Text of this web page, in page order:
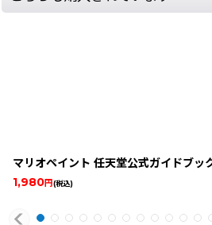
1,980円(税込)